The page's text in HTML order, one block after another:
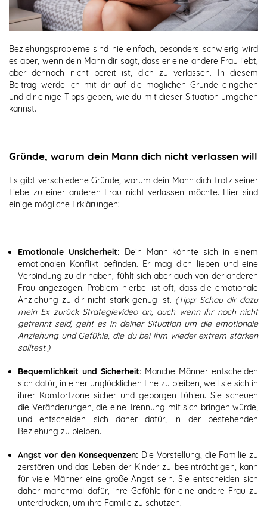
Beziehungsprobleme sind nie einfach, besonders schwierig wird
es aber, wenn dein Mann dir sagt, dass er eine andere Frau liebt,
aber dennoch nicht bereit ist, dich zu verlassen. In diesem
Beitrag werde ich mit dir auf die möglichen Gründe eingehen
und dir einige Tipps geben, wie du mit dieser Situation umgehen
kannst.
Gründe, warum dein Mann dich nicht verlassen will
Es gibt verschiedene Gründe, warum dein Mann dich trotz seiner
Liebe zu einer anderen Frau nicht verlassen möchte. Hier sind
einige mögliche Erklärungen:
Emotionale Unsicherheit: Dein Mann könnte sich in einem
emotionalen Konflikt befinden. Er mag dich lieben und eine
Verbindung zu dir haben, fühlt sich aber auch von der anderen
Frau angezogen. Problem hierbei ist oft, dass die emotionale
Anziehung zu dir nicht stark genug ist. (Tipp: Schau dir dazu
mein Ex zurück Strategievideo an, auch wenn ihr noch nicht
getrennt seid, geht es in deiner Situation um die emotionale
Anziehung und Gefühle, die du bei ihm wieder extrem stärken
solltest.)
Bequemlichkeit und Sicherheit: Manche Männer entscheiden
sich dafür, in einer unglücklichen Ehe zu bleiben, weil sie sich in
ihrer Komfortzone sicher und geborgen fühlen. Sie scheuen
die Veränderungen, die eine Trennung mit sich bringen würde,
und entscheiden sich daher dafür, in der bestehenden
Beziehung zu bleiben.
Angst vor den Konsequenzen: Die Vorstellung, die Familie zu
zerstören und das Leben der Kinder zu beeinträchtigen, kann
für viele Männer eine große Angst sein. Sie entscheiden sich
daher manchmal dafür, ihre Gefühle für eine andere Frau zu
unterdrücken, um ihre Familie zu schützen.